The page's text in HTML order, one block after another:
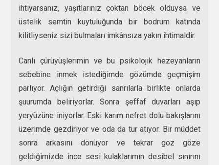
ihtiyarsanız, yaşıtlarınız çoktan böcek olduysa ve
üstelik semtin kuytuluğunda bir bodrum katında
kilitliyseniz sizi bulmaları imkânsıza yakın ihtimaldir.
Canlı çürüyüşlerimin ve bu psikolojik hezeyanların
sebebine inmek istediğimde gözümde geçmişim
parlıyor. Açlığın getirdiği sanrılarla birlikte onlarda
şuurumda beliriyorlar. Sonra şeffaf duvarları aşıp
yeryüzüne iniyorlar. Eski karım nefret dolu bakışlarını
üzerimde gezdiriyor ve oda da tur atıyor. Bir müddet
sonra arkasını dönüyor ve tekrar göz göze
geldiğimizde ince sesi kulaklarımın desibel sınırını